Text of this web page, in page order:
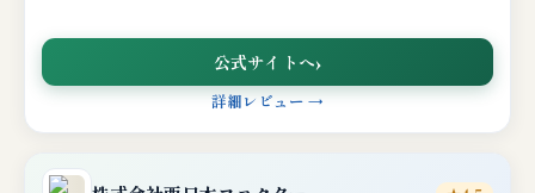
公式サイトへ
詳細レビュー →